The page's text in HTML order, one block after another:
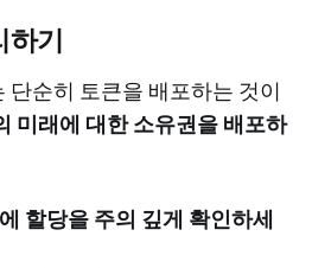
하기
단순히 토큰을 배포하는 것이
미래에 대한 소유권을 배포하
할당을 주의 깊게 확인하세